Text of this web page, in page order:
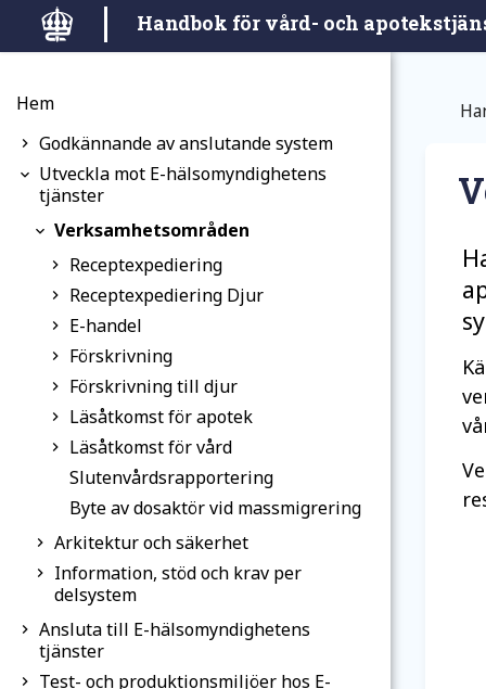
Hoppa till huvudinnehålletHandbok för vård- och
Hem
Godkännande av anslutande system
Utveckla mot E-hälsomyndighetens
tjänster
Verksamhetsområden
Receptexpediering
Receptexpediering Djur
E-handel
Förskrivning
Förskrivning till djur
Läsåtkomst för apotek
Läsåtkomst för vård
Slutenvårdsrapportering
Byte av dosaktör vid massmigrering
Arkitektur och säkerhet
Information, stöd och krav per
delsystem
Ansluta till E-hälsomyndighetens
tjänster
Test- och produktionsmiljöer hos E-